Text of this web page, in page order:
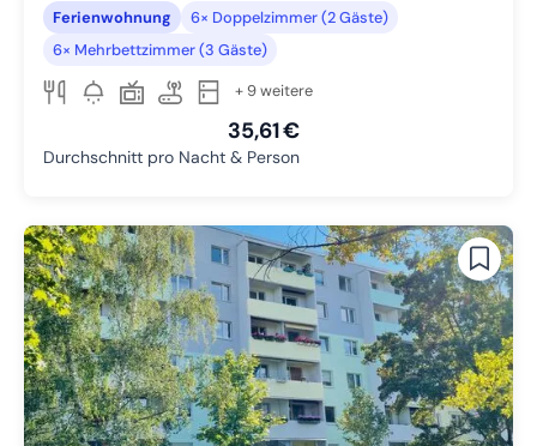
Ferienwohnung
6× Doppelzimmer (2 Gäste)
6× Mehrbettzimmer (3 Gäste)
+ 9 weitere
35,61 €
Durchschnitt pro Nacht & Person